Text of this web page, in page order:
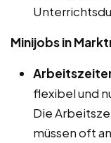
Minijobs in
flexibel und
Die
müssen oft